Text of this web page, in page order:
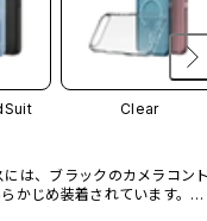
Clear
は、ブラックのカメラコン
かじめ装着されています。他